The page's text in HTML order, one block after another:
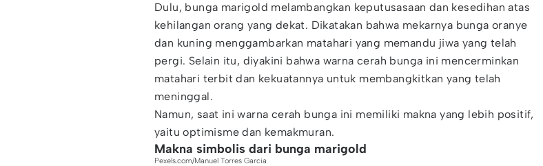
Dulu, bunga marigold melambangkan keputusasaan dan kesedihan atas
kehilangan orang yang dekat. Dikatakan bahwa mekarnya bunga oranye
dan kuning menggambarkan matahari yang memandu jiwa yang telah
pergi. Selain itu, diyakini bahwa warna cerah bunga ini mencerminkan
matahari terbit dan kekuatannya untuk membangkitkan yang telah
meninggal.
Namun, saat ini warna cerah bunga ini memiliki makna yang lebih positif,
yaitu optimisme dan kemakmuran.
Makna simbolis dari bunga marigold
Pexels.com/Manuel Torres Garcia